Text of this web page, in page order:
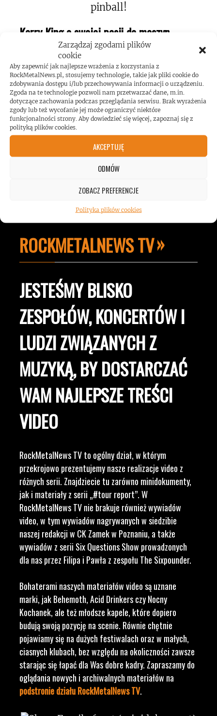
Zarządzaj zgodami plików
cookie
Aby zapewnić jak najlepsze wrażenia z korzystania z
RockMetalNews.pl, stosujemy technologie, takie jak pliki cookie do
zdobywania dostępu i/lub przechowywania informacji o urządzeniu.
Zgoda na te technologie pozwoli nam przetwarzać dane, m.in.
dotyczące zachowania podczas przeglądania serwisu. Brak wyrażenia
zgody lub też wycofanie jej może ograniczyć niektóre
funkcjonalności strony. Aby dowiedzieć się więcej, zapoznaj się z
polityką plików cookies.
AKCEPTUJĘ
ODMÓW
ZOBACZ PREFERENCJE
Polityka plików cookies
Kerry King o swojej pasji do maszyn
Koncert AC/DC przekroczył poziom
hałasu!
ROCKMETALNEWS TV
JESTEŚMY BLISKO
ZESPOŁÓW, KONCERTÓW I
LUDZI ZWIĄZANYCH Z
MUZYKĄ, BY DOSTARCZAĆ
WAM NAJLEPSZE TREŚCI
VIDEO
RockMetalNews TV to ogólny dział, w którym
przekrojowo prezentujemy nasze realizacje video z
różnych serii. Znajdziecie tu zarówno minidokumenty,
jak i materiały z serii „#tour report”. W
RockMetalNews TV nie brakuje również wywiadów
video, w tym wywiadów nagrywanych w siedzibie
naszej redakcji w CK Zamek w Poznaniu, a także
wywiadów z serii Six Questions Show prowadzonych
dla nas przez Filipa i Pawła z zespołu The Sixpounder.
Bohaterami naszych materiałów video są uznane
marki, jak Behemoth, Acid Drinkers czy Nocny
Kochanek, ale też młodsze kapele, które dopiero
budują swoją pozycję na scenie. Równie chętnie
pojawiamy się na dużych festiwalach oraz w małych,
ciasnych klubach, bez względu na okoliczności zawsze
starając się łapać dla Was dobre kadry. Zapraszamy do
oglądania nowych i archiwalnych materiałów na
podstronie działu RockMetalNews TV.